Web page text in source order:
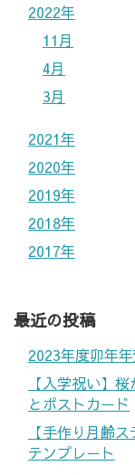
2022年
11月
4月
3月
2021年
2020年
2019年
2018年
2017年
最近の投稿
2023年度卯年
【入学祝い】
とポストカード
【手作り月齢
テンプレート